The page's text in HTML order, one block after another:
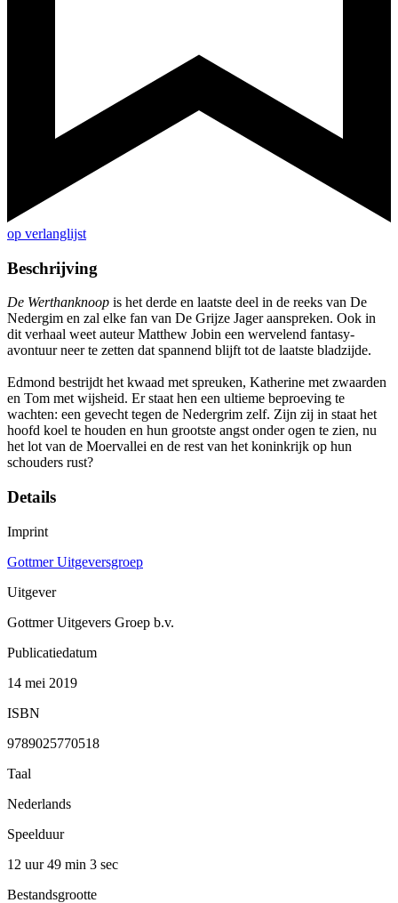
op verlanglijst
Beschrijving
De Werthanknoop is het derde en laatste deel in de reeks van De
Nedergim en zal elke fan van De Grijze Jager aanspreken. Ook in
dit verhaal weet auteur Matthew Jobin een wervelend fantasy-
avontuur neer te zetten dat spannend blijft tot de laatste bladzijde.
Edmond bestrijdt het kwaad met spreuken, Katherine met zwaarden
en Tom met wijsheid. Er staat hen een ultieme beproeving te
wachten: een gevecht tegen de Nedergrim zelf. Zijn zij in staat het
hoofd koel te houden en hun grootste angst onder ogen te zien, nu
het lot van de Moervallei en de rest van het koninkrijk op hun
schouders rust?
Details
Imprint
Gottmer Uitgeversgroep
Uitgever
Gottmer Uitgevers Groep b.v.
Publicatiedatum
14 mei 2019
ISBN
9789025770518
Taal
Nederlands
Speelduur
12 uur 49 min 3 sec
Bestandsgrootte